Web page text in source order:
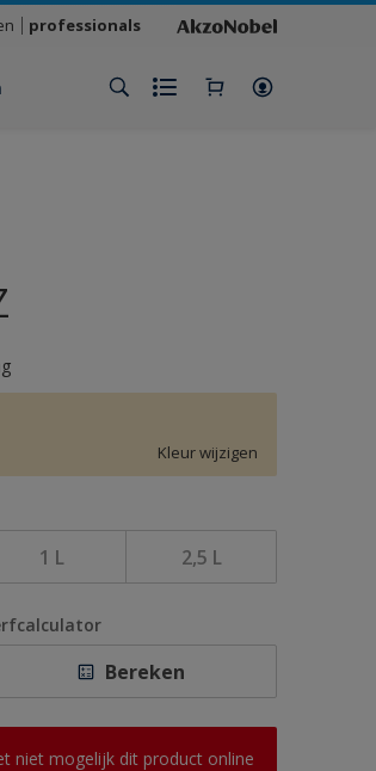
professionals
Kleur wijzigen
1 L 2,5 L
Bereken
niet mogelijk dit product online